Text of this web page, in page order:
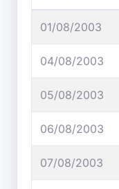
01/08/2003
04/08/2003
05/08/2003
06/08/2003
07/08/2003